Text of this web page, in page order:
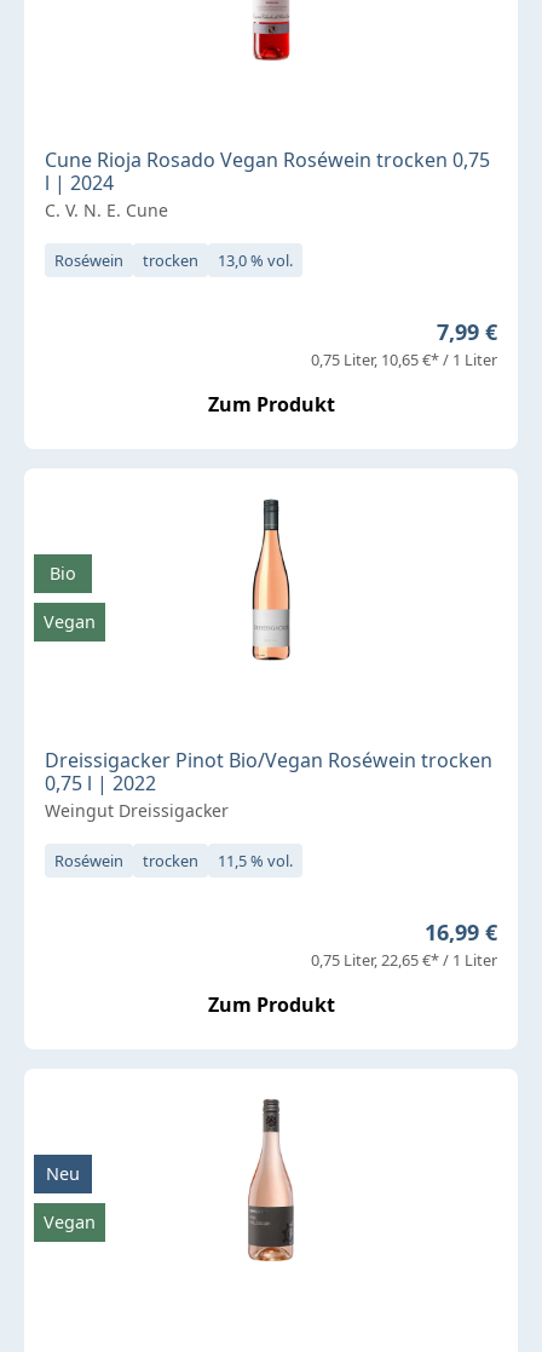
Cune Rioja Rosado Vegan Roséwein trocken 0,75
l | 2024
C. V. N. E. Cune
Roséwein trocken 13,0 % vol.
Regulärer
7,99 €
0,75 Liter 10,65 €* / 1 Liter
Zum Produkt
Dreissigacker Pinot Bio/Vegan Roséwein trocken
0,75 l | 2022
Weingut Dreissigacker
Roséwein trocken 11,5 % vol.
Regulärer
16,99 €
0,75 Liter 22,65 €* / 1 Liter
Zum Produkt
Bio
Vegan
Neu
Vegan